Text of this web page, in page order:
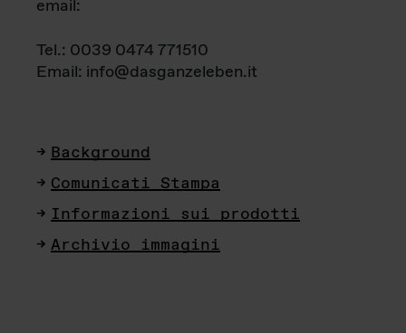
email:
Tel.: 0039 0474 771510
Email: info@dasganzeleben.it
Background
Comunicati Stampa
Informazioni sui prodotti
Archivio immagini